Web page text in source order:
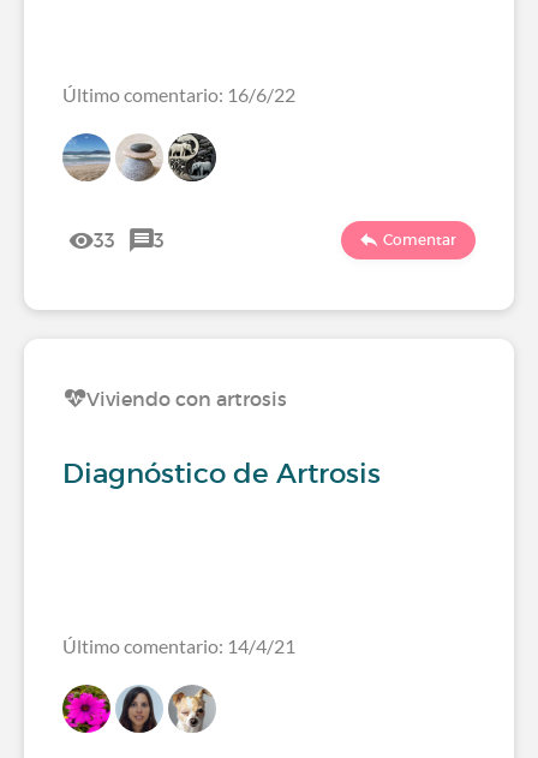
Último comentario: 16/6/22
33 3 Comentar
Viviendo con artrosis
Diagnóstico de Artrosis
Último comentario: 14/4/21